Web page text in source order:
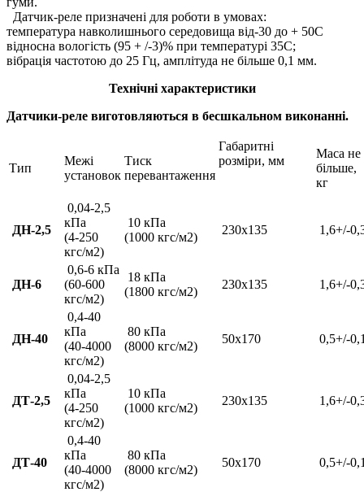
Датчик-реле призначені для роботи в умовах:
температура навколишнього середовища від-30 до + 50С
відносна вологість (95 + /-3)% при температурі 35С;
вібрація частотою до 25 Гц, амплітуда не більше 0,1 мм.
Технічні характеристики
Датчики-реле виготовляються в бесшкальном виконанні.
Тип
Межі
установок
Тиск
перевантаження
Габаритні
розміри, мм
Маса не
більше,
кг
ДН-2,5
0,04-2,5
кПа
(4-250
кгс/м2)
10 кПа
(1000 кгс/м2)
230х135 1,6+/-
ДН-6
0,6-6 кПа
(60-600
кгс/м2)
18 кПа
(1800 кгс/м2)
230х135 1,6+/-
ДН-40
0,4-40
кПа
(40-4000
кгс/м2)
80 кПа
(8000 кгс/м2)
50х170 0,5+/-
ДТ-2,5
0,04-2,5
кПа
(4-250
кгс/м2)
10 кПа
(1000 кгс/м2)
230х135 1,6+/-
ДТ-40
0,4-40
кПа
(40-4000
кгс/м2)
80 кПа
(8000 кгс/м2)
50х170 0,5+/-